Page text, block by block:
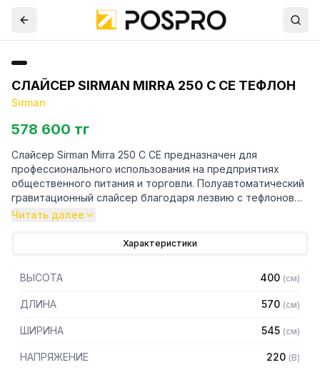
СЛАЙСЕР SIRMAN MIRRA 250 C CE ТЕФЛОН
Sirman
578 600 тг
Слайсер Sirman Mirra 250 C CE предназначен для
профессионального использования на предприятиях
общественного питания и торговли. Полуавтоматический
гравитационный слайсер благодаря лезвию с тефлоновым
покрытием способен нарезать сыр на одинаковые
— Компактные размеры позволяют удобно разместить
слайсер на ограниченном пространстве
— Угол наклона ножа 25
— Лезвие высокотемпературной ковки с тефлоновым
аккуратные ломтики, не происходит прилипания продукта
Читать далее
Характеристики
ВЫСОТА 400 (см)
ДЛИНА 570 (см)
ШИРИНА 545 (см)
НАПРЯЖЕНИЕ 220 (В)